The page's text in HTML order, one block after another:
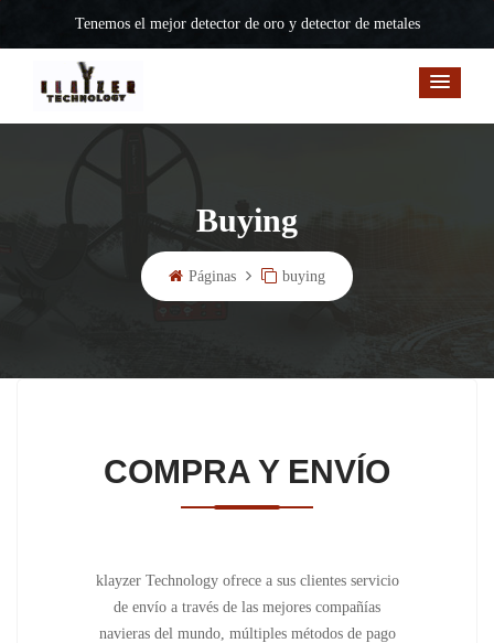
Tenemos el mejor detector de oro y detector de metales
Buying
Páginas buying
COMPRA Y ENVÍO
klayzer Technology ofrece a sus clientes servicio
de envío a través de las mejores compañías
navieras del mundo, múltiples métodos de pago